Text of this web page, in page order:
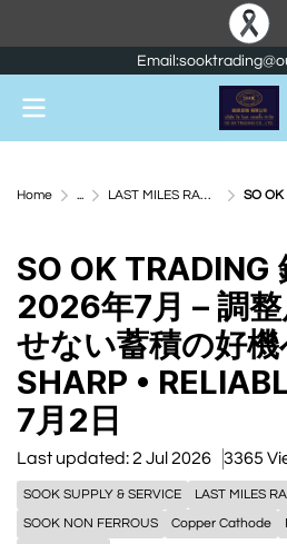
Home ... LAST MILES RAW MATERIAL SUPPLY SO OK TRADING 銅市場分析 2026年7月 – 調整局
SO OK TRADING
2026年7月 – 調
せない蓄積の好機
SHARP •
7月2日
Last updated: 2 Jul 2026 3365
SOOK SUPPLY & SERVICE
LAST MILES
SOOK NON FERROUS
Copper Cathode